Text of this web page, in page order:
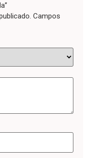
Campos